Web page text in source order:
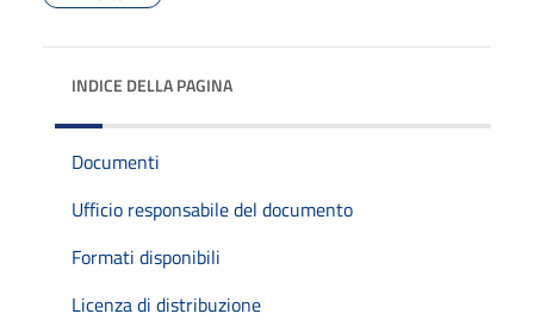
INDICE DELLA PAGINA
Documenti
Ufficio responsabile del documento
Formati disponibili
Licenza di distribuzione